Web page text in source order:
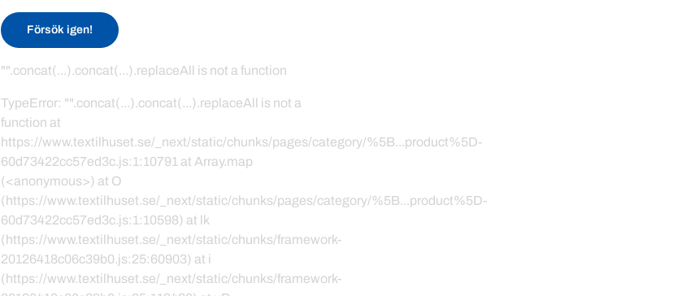
Försök igen!
"".concat(...).concat(...).replaceAll is not a function
TypeError: "".concat(...).concat(...).replaceAll is not a
function at
https://www.textilhuset.se/_next/static/chunks/pages/category/%5B...product%5D-
60d73422cc57ed3c.js:1:10791 at Array.map
(<anonymous>) at O
(https://www.textilhuset.se/_next/static/chunks/pages/category/%5B...product%5D-
60d73422cc57ed3c.js:1:10598) at lk
(https://www.textilhuset.se/_next/static/chunks/framework-
20126418c06c39b0.js:25:60903) at i
(https://www.textilhuset.se/_next/static/chunks/framework-